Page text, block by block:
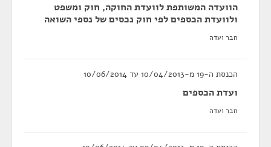
הוועדה המשותפת לוועדת החוקה, חוק ומשפט
ולוועדת הכספים לפי חוק נכסים של נספי השואה
חבר ועדה
הכנסת ה-19 מ-10/04/2013 עד 10/06/2014
ועדת הכספים
חבר ועדה